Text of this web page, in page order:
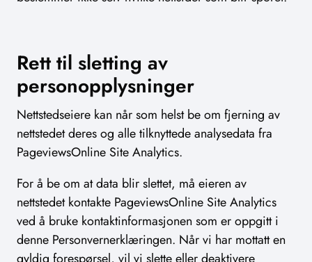
Rett til sletting av
personopplysninger
Nettstedseiere kan når som helst be om fjerning av
nettstedet deres og alle tilknyttede analysedata fra
PageviewsOnline Site Analytics.
For å be om at data blir slettet, må eieren av
nettstedet kontakte PageviewsOnline Site Analytics
ved å bruke kontaktinformasjonen som er oppgitt i
denne Personvernerklæringen. Når vi har mottatt en
gyldig forespørsel, vil vi slette eller deaktivere